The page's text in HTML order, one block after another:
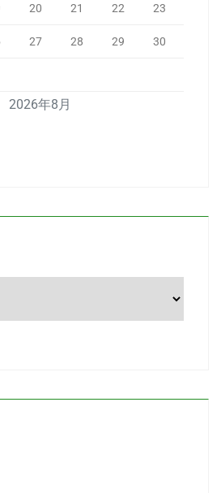
2026年8月
20 21 22 23
27 28 29 30